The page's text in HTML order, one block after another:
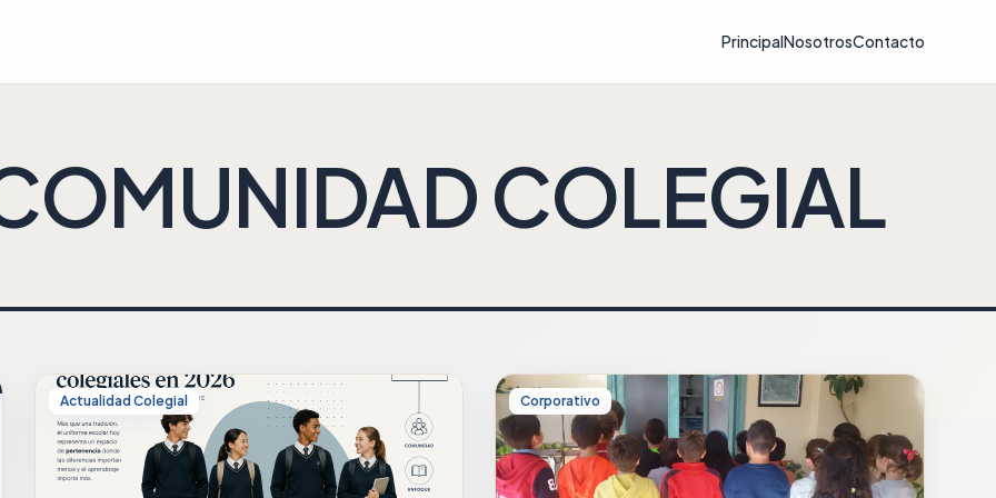
PrincipalNosotrosContacto
COLEGIAL
Actualidad Colegial Corporativo